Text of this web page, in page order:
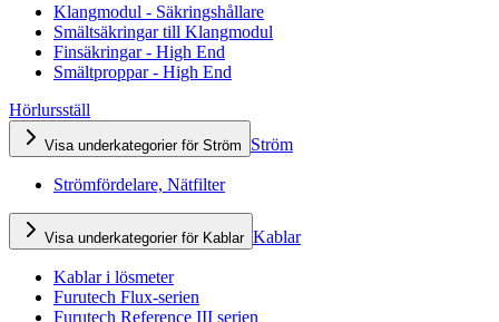
Klangmodul - Säkringshållare
Smältsäkringar till Klangmodul
Finsäkringar - High End
Smältproppar - High End
Hörlursställ
Visa underkategorier för Ström Ström
Strömfördelare, Nätfilter
Visa underkategorier för Kablar Kablar
Kablar i lösmeter
Furutech Flux-serien
Furutech Reference III serien